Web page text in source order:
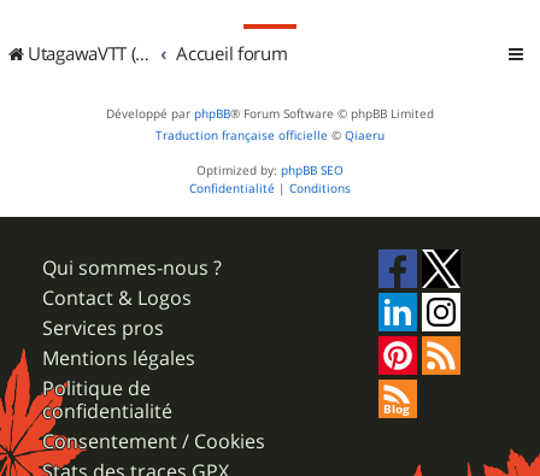
UtagawaVTT (Randos VTT et VTTAE avec traces GPS) Accueil forum
Développé par phpBB® Forum Software © phpBB Limited
Traduction française officielle © Qiaeru
Optimized by: phpBB SEO
Confidentialité | Conditions
Qui sommes-nous ?
Contact & Logos
Services pros
Mentions légales
Politique de
confidentialité
Consentement / Cookies